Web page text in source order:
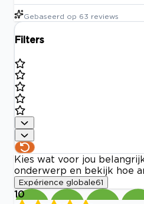
Gebaseerd op 63 reviews
Filters
Kies wat voor jou
onderwerp en bekijk hoe
Expérience globale61
10